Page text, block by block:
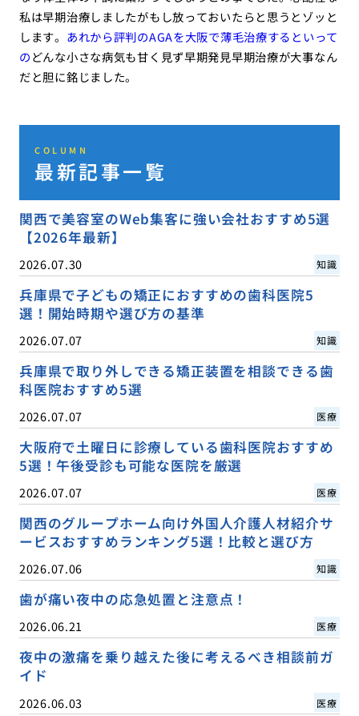
私は早期治療しましたがもし放っておいたらと思うとゾッと
します。 あれから評判のAGAを大阪で薄毛治療するといって
のどんな小さな病気も甘く見ず早期発見早期治療が大事なん
だと胆に銘じました。
COLUMN
最新記事一覧
関西で美容室のWeb集客に強い会社おすすめ5選
【2026年最新】
2026.07.30 知識
兵庫県で子どもの矯正におすすめの歯科医院5
選！開始時期や選び方の基準
2026.07.07 知識
兵庫県で取り外しできる矯正装置を相談できる歯
科医院おすすめ5選
2026.07.07 医療
大阪府で土曜日に診療している歯科医院おすすめ
5選！午後受診も可能な医院を厳選
2026.07.07 医療
関西のグループホーム向け外国人介護人材紹介サ
ービスおすすめランキング5選！比較と選び方
2026.07.06 知識
歯が痛い夜中の応急処置と注意点！
2026.06.21 医療
夜中の激痛を乗り越えた後に考えるべき相談前ガ
イド
2026.06.03 医療